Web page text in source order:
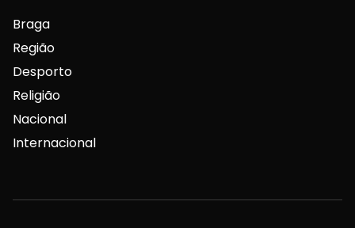
Braga
Região
Desporto
Religião
Nacional
Internacional